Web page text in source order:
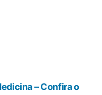
– Confira o